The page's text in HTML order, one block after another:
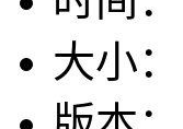
大小：